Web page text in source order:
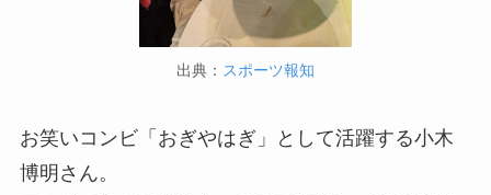
出典： スポーツ報知
お笑いコンビ「おぎやはぎ」として活躍する小木
博明さん。